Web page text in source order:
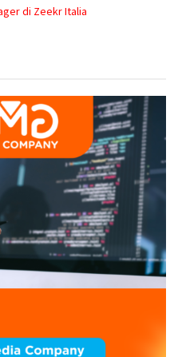
di Zeekr Italia